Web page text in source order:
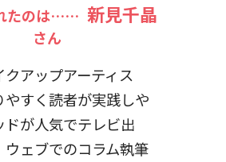
たのは…… 新見千晶
さん
クアップアーティス
やすく読者が実践しや
ドが人気でテレビ出
ウェブでのコラム執筆